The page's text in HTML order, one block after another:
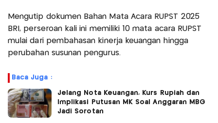
Mengutip dokumen Bahan Mata Acara RUPST 2025
BRI, perseroan kali ini memiliki 10 mata acara RUPST
mulai dari pembahasan kinerja keuangan hingga
perubahan susunan pengurus.
Baca Juga :
Jelang Nota Keuangan, Kurs Rupiah dan
Implikasi Putusan MK Soal Anggaran MBG
Jadi Sorotan